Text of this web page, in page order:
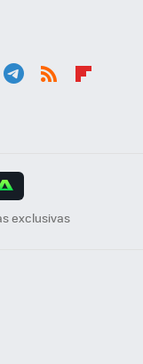
exclusivas